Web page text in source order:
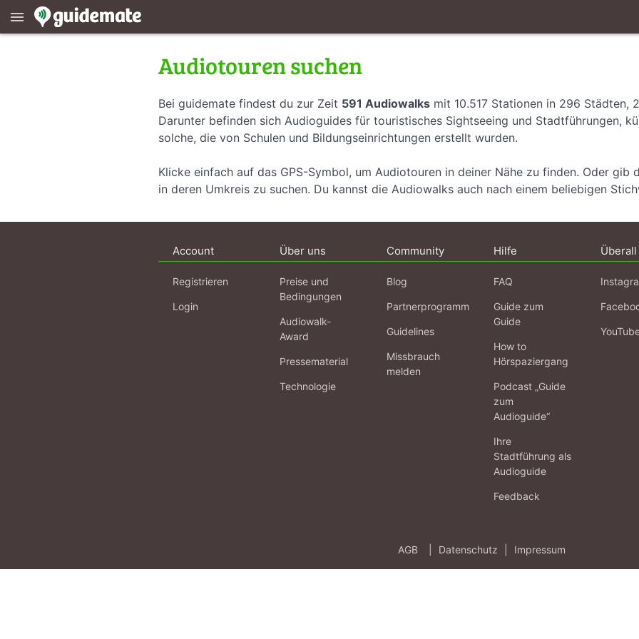
menu
Audiotouren suchen
Bei guidemate findest du zur Zeit 591 Audiowalks mit 10.517 Stationen in 296 Städten,
Darunter befinden sich Audioguides für touristisches Sightseeing und Stadtführungen,
solche, die von Schulen und Bildungseinrichtungen erstellt wurden.
Klicke einfach auf das GPS-Symbol, um Audiotouren in deiner Nähe zu finden. Oder gib
in deren Umkreis zu suchen. Du kannst die Audiowalks auch nach einem beliebigen
Account
Registrieren
Login
Über uns
Preise und
Bedingungen
Audiowalk-
Award
Pressematerial
Technologie
Community
Blog
Partnerprogramm
Guidelines
Missbrauch
melden
Hilfe
FAQ
Guide zum
Guide
How to
Hörspaziergang
Podcast „Guide
zum
Audioguide“
Ihre
Stadtführung als
Audioguide
Feedback
Überall
AGB Datenschutz Impressum